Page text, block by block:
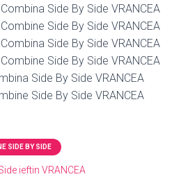
Side By Side VRANCEA
Side By Side VRANCEA
Side By Side VRANCEA
Side By Side VRANCEA
Side By Side VRANCEA
Side By Side VRANCEA
SIDE BY SIDE
ieftin VRANCEA